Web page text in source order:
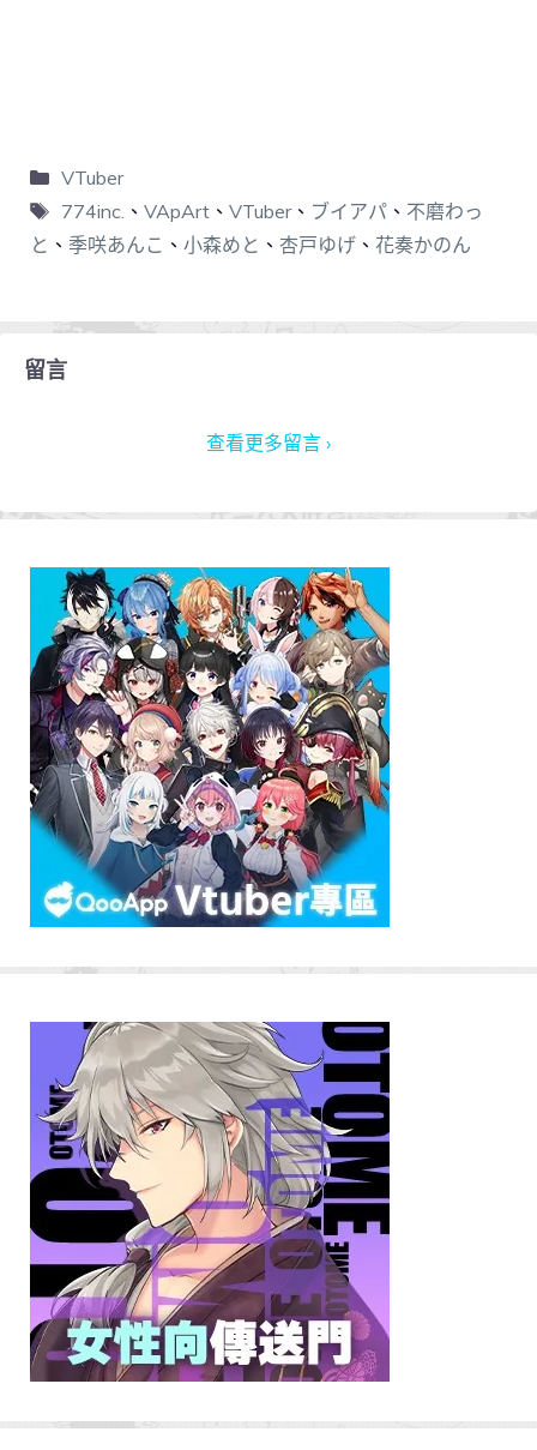
VTuber
774inc. 、 VApArt、 VTuber、 ブイアパ、 不磨わっ
と 、 季咲あんこ 、 小森めと 、 杏戸ゆげ 、 花奏かのん
留言
查看更多留言 ›